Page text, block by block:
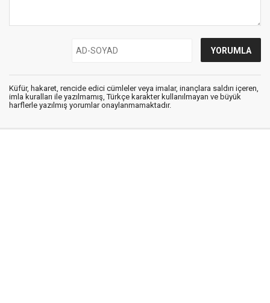
Küfür, hakaret, rencide edici cümleler veya imalar, inançlara saldırı içeren,
imla kuralları ile yazılmamış, Türkçe karakter kullanılmayan ve büyük
harflerle yazılmış yorumlar onaylanmamaktadır.